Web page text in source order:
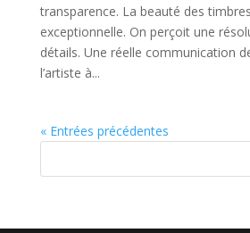
transparence. La beauté des
exceptionnelle. On perçoit une
détails. Une réelle communication
l’artiste à...
« Entrées précédentes